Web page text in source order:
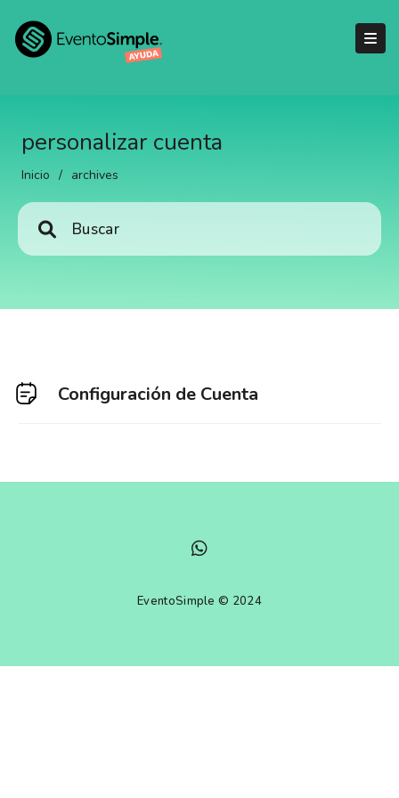
personalizar cuenta
Inicio / archives
Configuración de Cuenta
EventoSimple © 2024